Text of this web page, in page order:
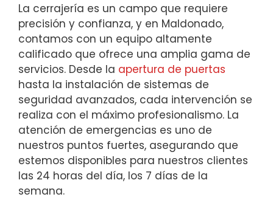
La cerrajería es un campo que requiere
precisión y confianza, y en Maldonado,
contamos con un equipo altamente
calificado que ofrece una amplia gama de
servicios. Desde la apertura de puertas
hasta la instalación de sistemas de
seguridad avanzados, cada intervención se
realiza con el máximo profesionalismo. La
atención de emergencias es uno de
nuestros puntos fuertes, asegurando que
estemos disponibles para nuestros clientes
las 24 horas del día, los 7 días de la
semana.